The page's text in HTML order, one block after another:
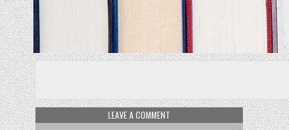
LEAVE A COMMENT